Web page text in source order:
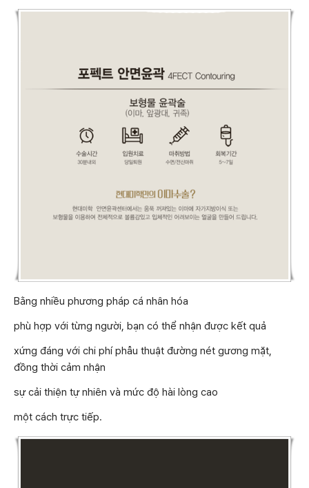
Bằng nhiều phương pháp cá nhân hóa
phù hợp với từng người, bạn có thể nhận được kết quả
xứng đáng với chi phí phẫu thuật đường nét gương mặt,
đồng thời cảm nhận
sự cải thiện tự nhiên và mức độ hài lòng cao
một cách trực tiếp.